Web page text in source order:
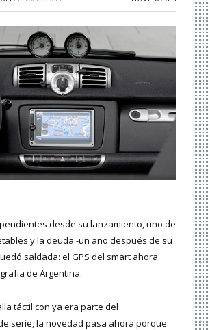
desde su lanzamiento, uno de
y la deuda -un año después de su
saldada: el GPS del smart ahora
de Argentina.
táctil con ya era parte del
serie, la novedad pasa ahora porque